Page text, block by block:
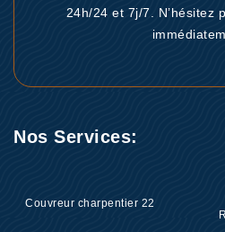
24h/24 et 7j/7. N’hésitez
Nos Services:
Couvreur charpentier 22